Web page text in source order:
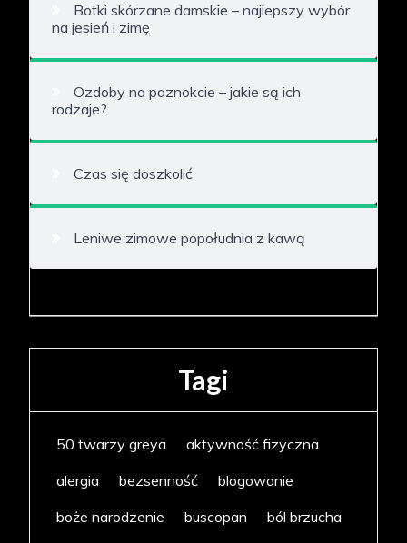
Botki skórzane damskie – najlepszy wybór
na jesień i zimę
Ozdoby na paznokcie – jakie są ich
rodzaje?
Czas się doszkolić
Leniwe zimowe popołudnia z kawą
Tagi
50 twarzy greya
aktywność fizyczna
alergia
bezsenność
blogowanie
boże narodzenie
buscopan
ból brzucha